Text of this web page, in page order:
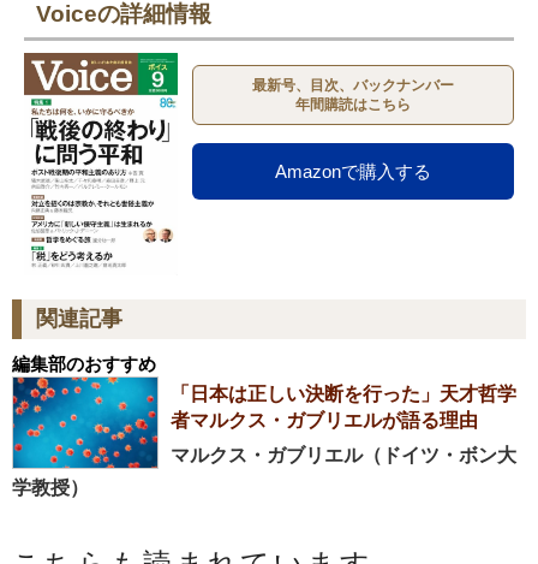
Voiceの詳細情報
最新号、目次、バックナンバー
年間購読はこちら
Amazonで購入する
関連記事
編集部のおすすめ
「日本は正しい決断を行った」天才哲学
者マルクス・ガブリエルが語る理由
マルクス・ガブリエル（ドイツ・ボン大
学教授）